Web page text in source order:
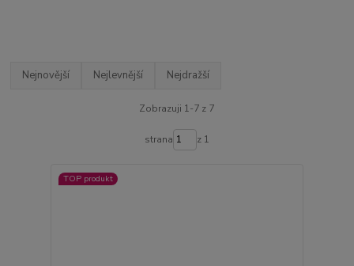
Nejnovější Nejlevnější Nejdražší
Zobrazuji 1-7 z 7
strana z 1
TOP produkt